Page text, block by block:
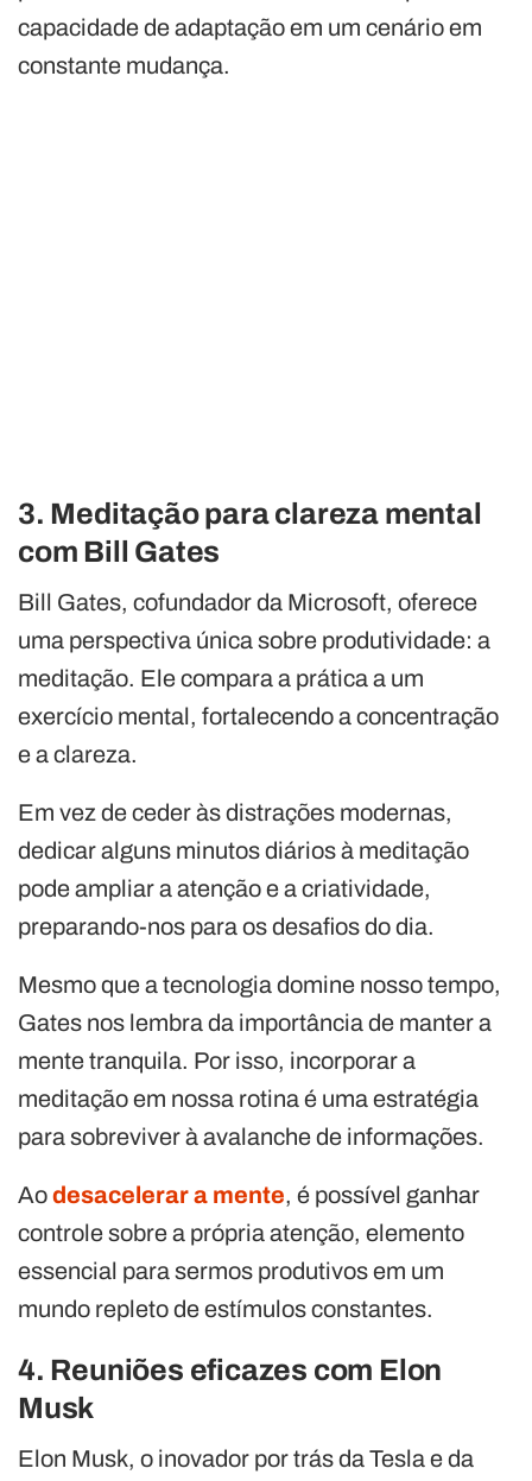
capacidade de adaptação em um cenário em
constante mudança.
3. Meditação para clareza mental
com Bill Gates
Bill Gates, cofundador da Microsoft, oferece
uma perspectiva única sobre produtividade: a
meditação. Ele compara a prática a um
exercício mental, fortalecendo a concentração
e a clareza.
Em vez de ceder às distrações modernas,
dedicar alguns minutos diários à meditação
pode ampliar a atenção e a criatividade,
preparando-nos para os desafios do dia.
Mesmo que a tecnologia domine nosso tempo,
Gates nos lembra da importância de manter a
mente tranquila. Por isso, incorporar a
meditação em nossa rotina é uma estratégia
para sobreviver à avalanche de informações.
Aodesacelerar a mente, é possível ganhar
controle sobre a própria atenção, elemento
essencial para sermos produtivos em um
mundo repleto de estímulos constantes.
4. Reuniões eficazes com Elon
Musk
Elon Musk, o inovador por trás da Tesla e da